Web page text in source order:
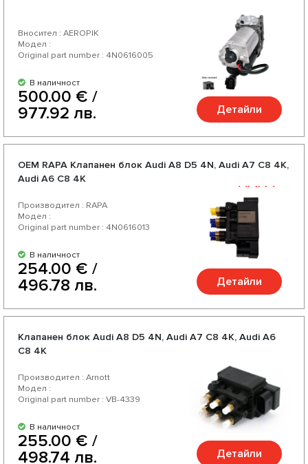
Вносител : AEROPIK
Модел :
Original part number : 4N0616005
В наличност
500.00 € /
977.92 лв.
Детайли
OEM RAPA Клапанен блок Audi A8 D5 4N, Audi А7 C8 4K,
Audi А6 C8 4K
Производител : RAPA
Модел :
Original part number : 4N0616013
В наличност
254.00 € /
496.78 лв.
Детайли
Клапанен блок Audi A8 D5 4N, Audi А7 C8 4K, Audi А6
C8 4K
Производител : Arnott
Модел :
Original part number : VB-4339
В наличност
255.00 € /
498.74 лв.
Детайли